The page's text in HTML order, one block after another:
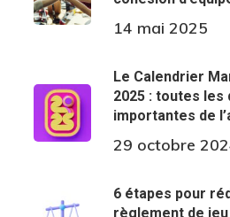
14 mai 2025
Le Calendrier
2025 : toutes les
importantes de
29 octobre
6 étapes pour
règlement de